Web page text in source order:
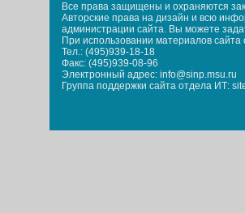
Все права защищены и охраняются
Авторские права на дизайн и всю
администрации сайта. Вы можете
При использовании материалов сайта
Тел.: (495)939-18-18
Факс: (495)939-08-96
Электронный адрес: info@sinp.msu.ru
Группа поддержки сайта отдела ИТ: